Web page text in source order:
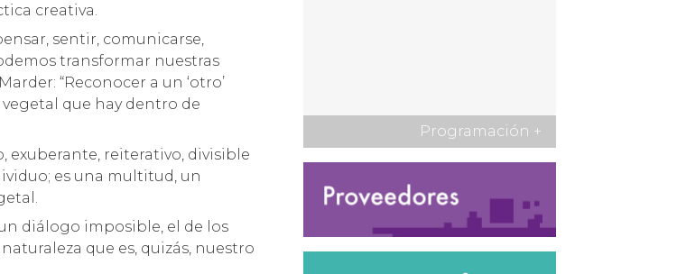
creativa.
sentir, comunicarse,
transformar nuestras
“Reconocer a un ‘otro’
que hay dentro de
exuberante, reiterativo, divisible
es una multitud, un
diálogo imposible, el de los
que es, quizás, nuestro
Programación +